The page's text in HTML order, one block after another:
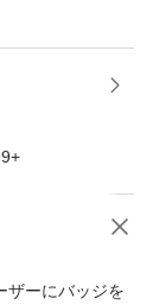
ザーにバッジを
の質問